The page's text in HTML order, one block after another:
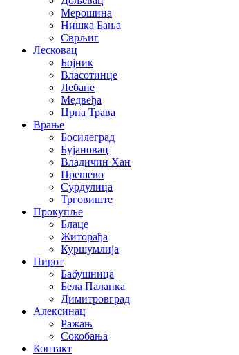
Мерошина
Нишка Бања
Сврљиг
Лесковац
Бојник
Власотинце
Лебане
Медвеђа
Црна Трава
Врање
Босилеград
Бујановац
Владичин Хан
Прешево
Сурдулица
Трговиште
Прокупље
Блаце
Житорађа
Куршумлија
Пирот
Бабушница
Бела Паланка
Димитровград
Алексинац
Ражањ
Сокобања
Контакт